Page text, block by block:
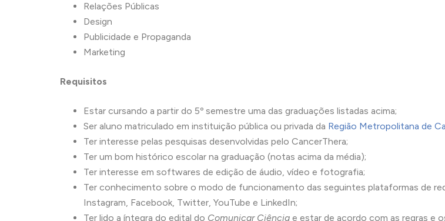
Relações Públicas
Design
Publicidade e Propaganda
Marketing
Requisitos
Estar cursando a partir do 5º semestre uma das graduações listadas acima;
Ser aluno matriculado em instituição pública ou privada da Região Metropolitana de
Ter interesse pelas pesquisas desenvolvidas pelo CancerThera;
Ter um bom histórico escolar na graduação (notas acima da média);
Ter interesse em softwares de edição de áudio, vídeo e fotografia;
Ter conhecimento sobre o modo de funcionamento das seguintes plataformas de
Instagram, Facebook, Twitter, YouTube e LinkedIn;
Ter lido a íntegra do edital do Comunicar Ciência e estar de acordo com as regras e